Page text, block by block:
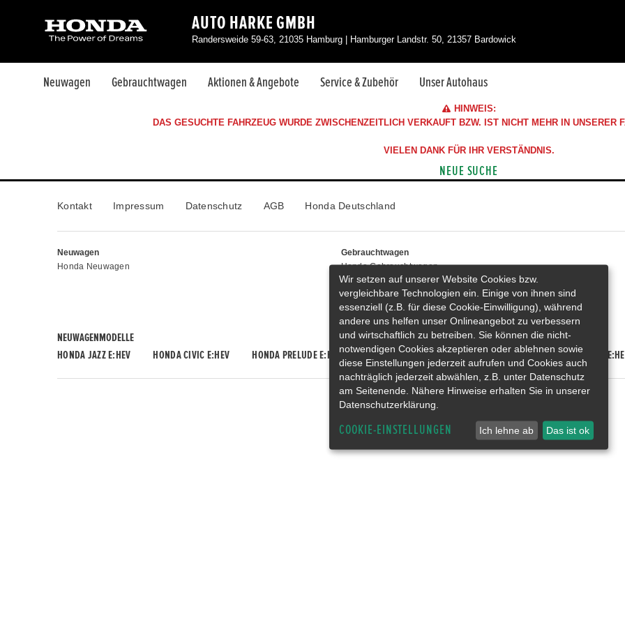
AUTO HARKE GMBH
Randersweide 59-63, 21035 Hamburg | Hamburger Landstr. 50, 21357 Bardowick
Neuwagen Gebrauchtwagen Aktionen & Angebote Service & Zubehör Unser Autohaus
HINWEIS:
DAS GESUCHTE FAHRZEUG WURDE ZWISCHENZEITLICH VERKAUFT BZW. IST NICHT MEHR IN UNSERER
VIELEN DANK FÜR IHR VERSTÄNDNIS.
NEUE SUCHE
Kontakt Impressum Datenschutz AGB Honda Deutschland
Neuwagen
Honda Neuwagen
Gebrauchtwagen
Honda Gebrauchtwagen
Honda Vorführwagen
Gesamtbestand
NEUWAGENMODELLE
HONDA JAZZ E:HEV
HONDA CIVIC E:HEV HONDA PRELUDE E:HEV HONDA HR-V E:HEV HONDA ZR-V E:HEV HONDA CR-V
Wir setzen auf unserer Website Cookies bzw.
vergleichbare Technologien ein. Einige von ihnen sind
essenziell (z.B. für diese Cookie-Einwilligung), während
andere uns helfen unser Onlineangebot zu verbessern
und wirtschaftlich zu betreiben. Sie können die nicht-
notwendigen Cookies akzeptieren oder ablehnen sowie
diese Einstellungen jederzeit aufrufen und Cookies auch
nachträglich jederzeit abwählen, z.B. unter Datenschutz
am Seitenende. Nähere Hinweise erhalten Sie in unserer
Datenschutzerklärung.
COOKIE-EINSTELLUNGEN Ich lehne ab Das ist ok